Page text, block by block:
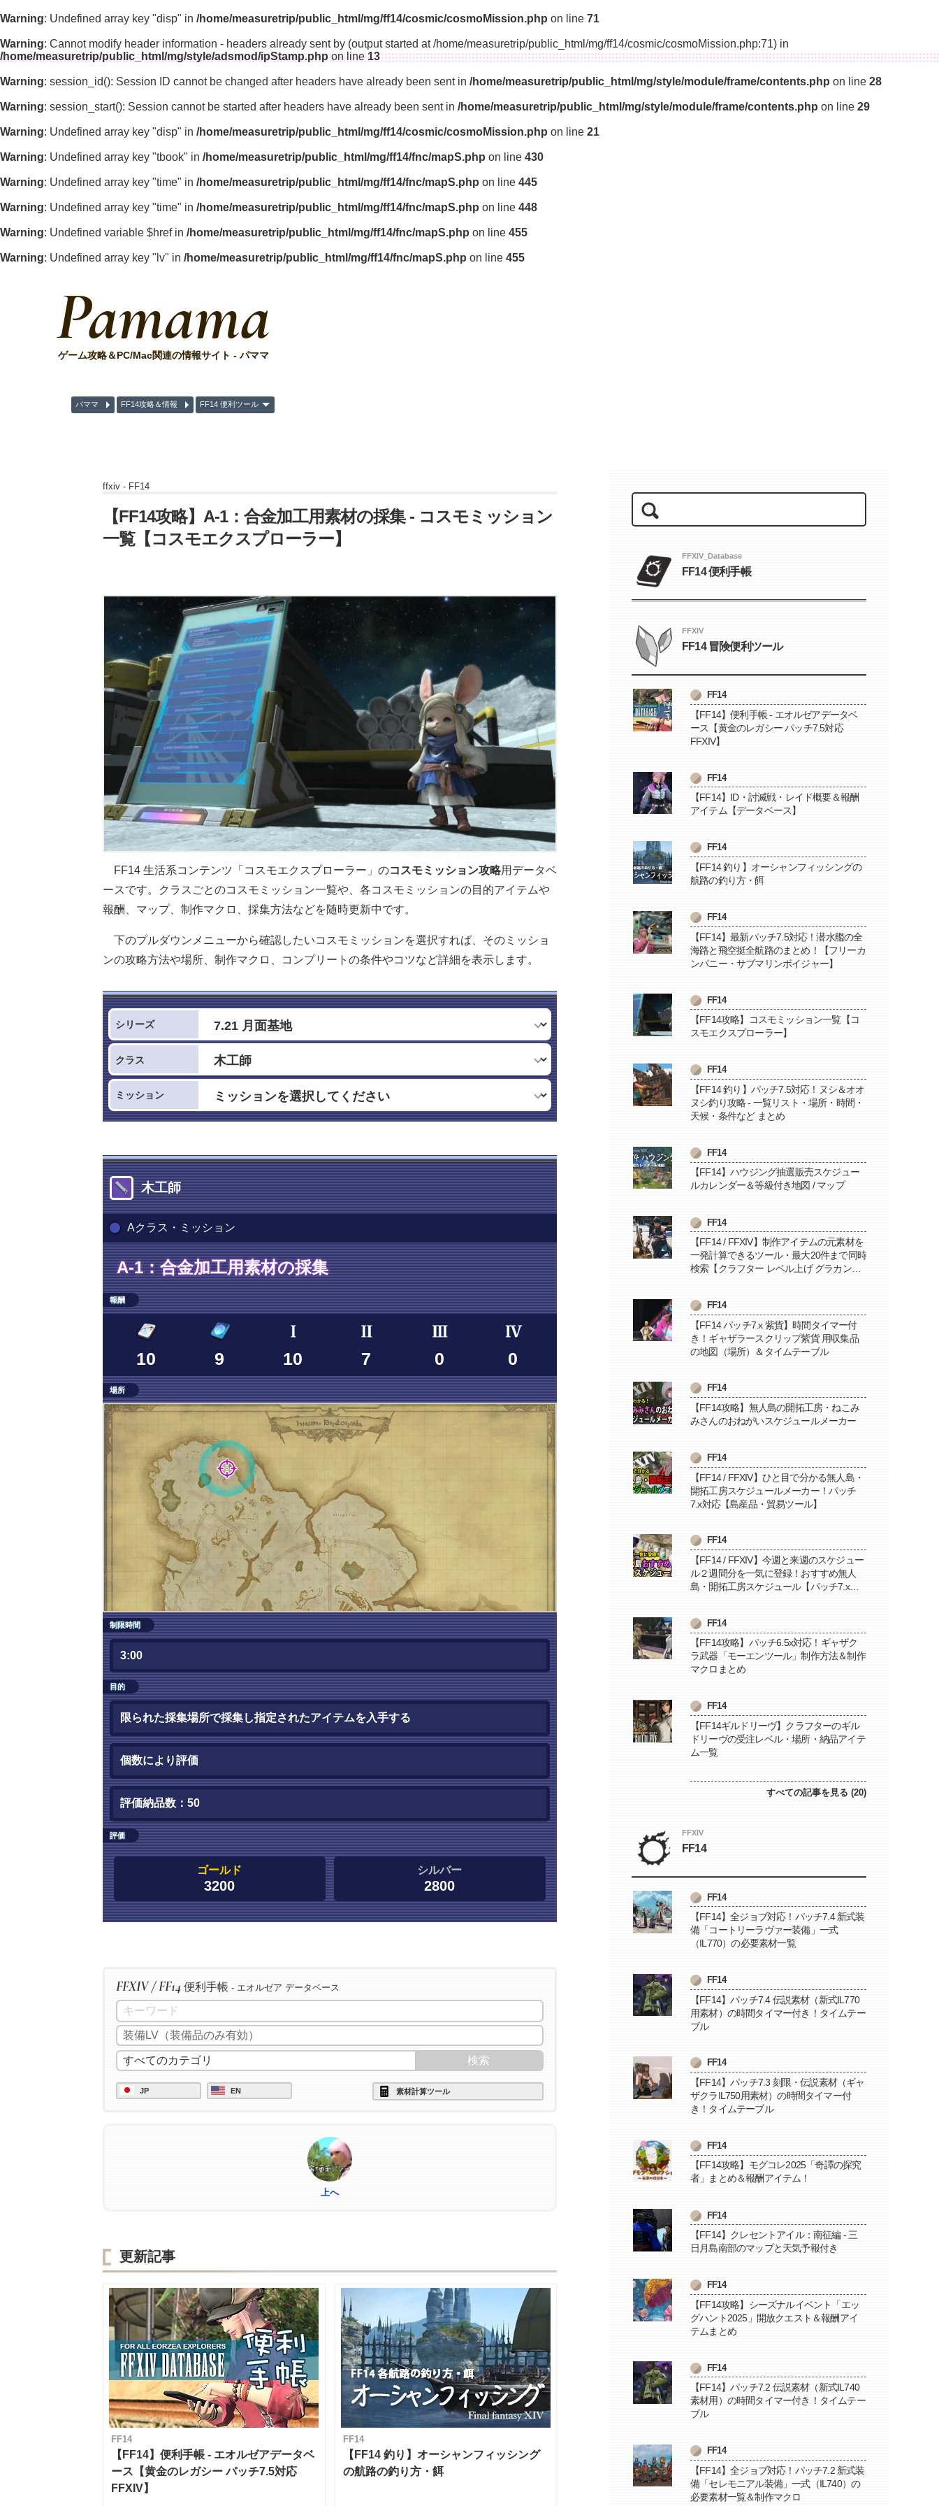
Warning: Undefined array key "disp" in /home/measuretrip/public_html/mg/ff14/cosmic/cosmoMission.php on line 71
Warning: Cannot modify header information - headers already sent by (output started at /home/measuretrip/public_html/mg/ff14/cosmic/cosmoMission.php:71) in
/home/measuretrip/public_html/mg/style/adsmod/ipStamp.phpon line13
Warning: session_id(): Session ID cannot be changed after headers have already been sent in /home/measuretrip/public_html/mg/style/module/frame/contents.php on line 28
Warning: session_start(): Session cannot be started after headers have already been sent in /home/measuretrip/public_html/mg/style/module/frame/contents.php on line 29
Warning: Undefined array key "disp" in /home/measuretrip/public_html/mg/ff14/cosmic/cosmoMission.php on line 21
Warning: Undefined array key "tbook" in /home/measuretrip/public_html/mg/ff14/fnc/mapS.php on line 430
Warning: Undefined array key "time" in /home/measuretrip/public_html/mg/ff14/fnc/mapS.php on line 445
Warning: Undefined array key "time" in /home/measuretrip/public_html/mg/ff14/fnc/mapS.php on line 448
Warning: Undefined variable $href in /home/measuretrip/public_html/mg/ff14/fnc/mapS.php on line 455
Warning: Undefined array key "lv" in /home/measuretrip/public_html/mg/ff14/fnc/mapS.php on line 455
Pamama
ゲーム攻略＆PC/Mac関連の情報サイト - パママ
パママ FF14攻略＆情報 FF14 便利ツール
ffxiv - FF14
【FF14攻略】A-1：合金加工用素材の採集 - コスモミッション
一覧【コスモエクスプローラー】
FF14 生活系コンテンツ「コスモエクスプローラー」のコスモミッション攻略用データベ
ースです。クラスごとのコスモミッション一覧や、各コスモミッションの目的アイテムや
報酬、マップ、制作マクロ、採集方法などを随時更新中です。
下のプルダウンメニューから確認したいコスモミッションを選択すれば、そのミッショ
ンの攻略方法や場所、制作マクロ、コンプリートの条件やコツなど詳細を表示します。
シリーズ
クラス
ミッション
木工師
Aクラス・ミッション
A-1：合金加工用素材の採集
報酬
10 9 10 7 0 0
場所
制限時間
3:00
目的
限られた採集場所で採集し指定されたアイテムを入手する
個数により評価
評価納品数：50
評価
ゴールド
3200
シルバー
2800
FFXIV / FF14 便利手帳 - エオルゼア データベース
JP EN 素材計算ツール
上へ
更新記事
FF14
【FF14】便利手帳 - エオルゼアデータベ
ース【黄金のレガシー パッチ7.5対応
FFXIV】
FF14
【FF14 釣り】オーシャンフィッシング
の航路の釣り方・餌
FFXIV_Database
FF14 便利手帳
FFXIV
FF14 冒険便利ツール
FF14
【FF14】便利手帳 - エオルゼアデータベ
ース【黄金のレガシー パッチ7.5対応
FFXIV】
FF14
【FF14】ID・討滅戦・レイド概要＆報酬
アイテム【データベース】
FF14
【FF14 釣り】オーシャンフィッシングの
航路の釣り方・餌
FF14
【FF14】最新パッチ7.5対応！潜水艦の全
海路と飛空挺全航路のまとめ！【フリーカ
ンパニー・サブマリンボイジャー】
FF14
【FF14攻略】コスモミッション一覧【コ
スモエクスプローラー】
FF14
【FF14 釣り】パッチ7.5対応！ヌシ＆オオ
ヌシ釣り攻略 - 一覧リスト・場所・時間・
天候・条件など まとめ
FF14
【FF14】ハウジング抽選販売スケジュー
ルカレンダー＆等級付き地図 / マップ
FF14
【FF14 / FFXIV】制作アイテムの元素材を
一発計算できるツール・最大20件まで同時
検索【クラフター レベル上げ グラカン納
FF14
【FF14 パッチ7.x 紫貨】時間タイマー付
き！ギャザラースクリップ紫貨 用収集品
の地図（場所）＆タイムテーブル
FF14
【FF14攻略】無人島の開拓工房・ねこみ
みさんのおねがいスケジュールメーカー
FF14
【FF14 / FFXIV】ひと目で分かる無人島・
開拓工房スケジュールメーカー！パッチ
7.x対応【島産品・貿易ツール】
FF14
【FF14 / FFXIV】今週と来週のスケジュー
ル２週間分を一気に登録！おすすめ無人
島・開拓工房スケジュール【パッチ7.x対
FF14
【FF14攻略】パッチ6.5x対応！ギャザク
ラ武器「モーエンツール」制作方法＆制作
マクロまとめ
FF14
【FF14ギルドリーヴ】クラフターのギル
ドリーヴの受注レベル・場所・納品アイテ
ム一覧
すべての記事を見る (20)
FFXIV
FF14
FF14
【FF14】全ジョブ対応！パッチ7.4 新式装
備「コートリーラヴァー装備」一式
（IL770）の必要素材一覧
FF14
【FF14】パッチ7.4 伝説素材（新式IL770
用素材）の時間タイマー付き！タイムテー
ブル
FF14
【FF14】パッチ7.3 刻限・伝説素材（ギャ
ザクラIL750用素材）の時間タイマー付
き！タイムテーブル
FF14
【FF14攻略】モグコレ2025「奇譚の探究
者」まとめ＆報酬アイテム！
FF14
【FF14】クレセントアイル：南征編 - 三
日月島南部のマップと天気予報付き
FF14
【FF14攻略】シーズナルイベント「エッ
グハント2025」開放クエスト＆報酬アイ
テムまとめ
FF14
【FF14】パッチ7.2 伝説素材（新式IL740
素材用）の時間タイマー付き！タイムテー
ブル
FF14
【FF14】全ジョブ対応！パッチ7.2 新式装
備「セレモニアル装備」一式（IL740）の
必要素材一覧＆制作マクロ